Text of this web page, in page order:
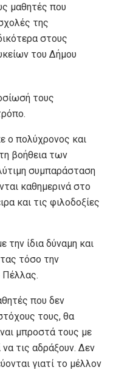
μαθητές που
της
στους
του Δήμου
τους
ο πολύχρονος και
βοήθεια των
συμπαράσταση
καθημερινά στο
και τις φιλοδοξίες
την ίδια δύναμη και
τόσο την
Πέλλας.
που δεν
τους, θα
μπροστά τους με
να τις αδράξουν. Δεν
γιατί το μέλλον